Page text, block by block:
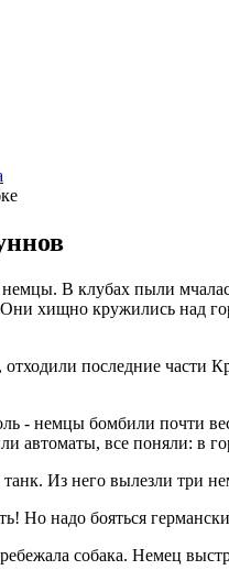
В клубах пыли
хищно кружились над
отходили последние части
- немцы бомбили почти
автоматы, все поняли: в
Из него вылезли три
Но надо бояться
собака. Немец